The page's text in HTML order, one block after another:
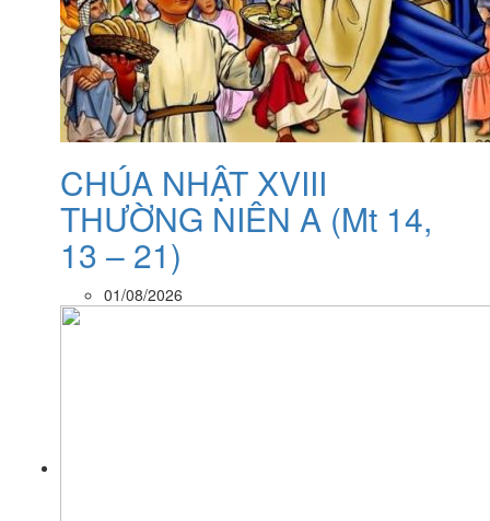
CHÚA NHẬT XVIII
THƯỜNG NIÊN A (Mt 14,
13 – 21)
01/08/2026